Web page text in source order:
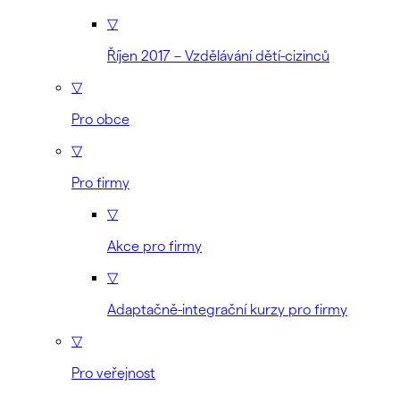
▽
Říjen 2017 – Vzdělávání dětí-cizinců
▽
Pro obce
▽
Pro firmy
▽
Akce pro firmy
▽
Adaptačně-integrační kurzy pro firmy
▽
Pro veřejnost